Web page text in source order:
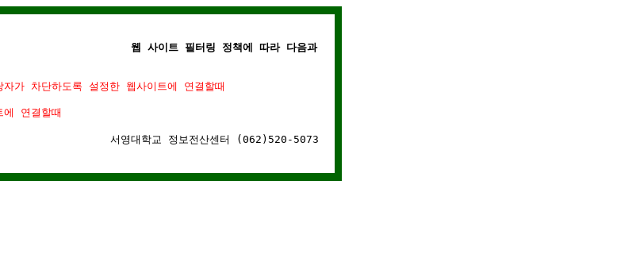
웹 사이트 필터링 정책에 따라 다음과 같은 경우에는 웹사이트 연결이 차단됩니다.
가 차단하도록 설정한 웹사이트에 연결할때
연결할때
서영대학교 정보전산센터 (062)520-5073